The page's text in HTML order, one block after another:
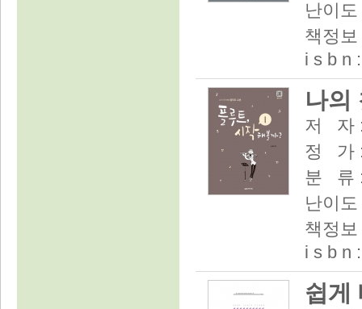
난이
책정
i s b n
나의
저 자
정 가
분 류
난이
책정
i s b n
쉽게